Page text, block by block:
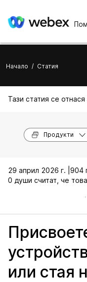
Начало / Статия
Тази статия се отнася
Продукти
29 април 2026 г. | 904
0 души считат, че
или стая